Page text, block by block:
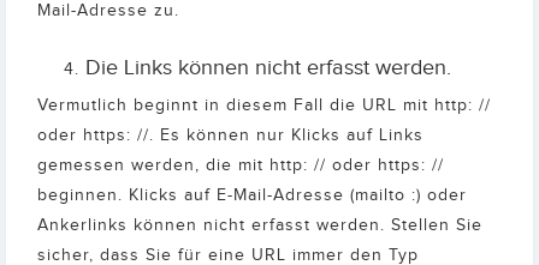
Mail-Adresse zu.
Die Links können nicht erfasst werden.
Vermutlich beginnt in diesem Fall die URL mit http: //
oder https: //. Es können nur Klicks auf Links
gemessen werden, die mit http: // oder https: //
beginnen. Klicks auf E-Mail-Adresse (mailto :) oder
Ankerlinks können nicht erfasst werden. Stellen Sie
sicher, dass Sie für eine URL immer den Typ